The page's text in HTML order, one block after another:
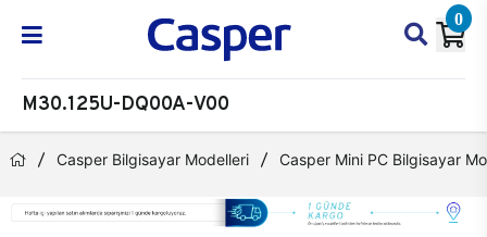
0
M30.125U-DQ00A-V00
Casper Bilgisayar Modelleri Casper Mini PC Bilgisayar